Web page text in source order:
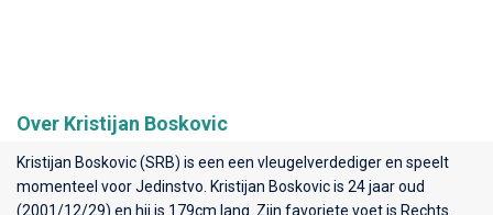
Over Kristijan Boskovic
Kristijan Boskovic (SRB) is een een vleugelverdediger en speelt
momenteel voorJedinstvo . Kristijan Boskovic is 24 jaar oud
(2001/12/29) en hij is 179cm lang. Zijn favoriete voet is Rechts.